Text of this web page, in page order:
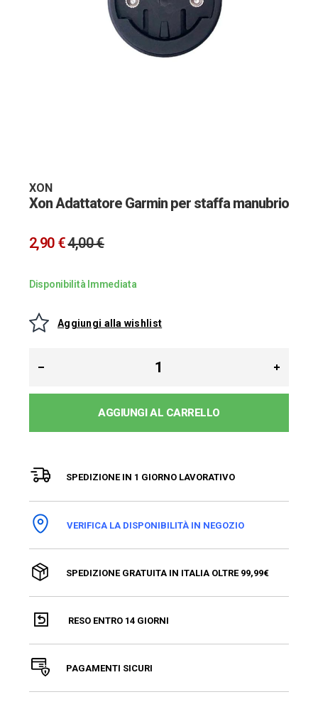
XON
Xon Adattatore Garmin per staffa manubrio
2,90 €4,00 €
Disponibilità Immediata
Aggiungi alla wishlist
AGGIUNGI AL CARRELLO
SPEDIZIONE IN 1 GIORNO LAVORATIVO
VERIFICA LA DISPONIBILITÀ IN NEGOZIO
SPEDIZIONE GRATUITA IN ITALIA OLTRE 99,99€
RESO ENTRO 14 GIORNI
PAGAMENTI SICURI
galleria
di